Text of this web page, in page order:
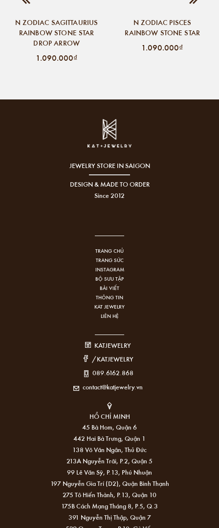
N ZODIAC SAGITTAURIUS
RAINBOW STONE STAR
DROP ARROW
1.090.000₫
N ZODIAC PISCES
RAINBOW STONE STAR
1.090.000₫
JEWELRY STORE IN SAIGON
DESIGN & MADE TO ORDER
Since 2012
TRANG CHỦ
TRANG SỨC
INSTAGRAM
BỘ SƯU TẬP
BÀI VIẾT
THÔNG TIN
KAT JEWELRY
LIÊN HỆ
KATJEWELRY
/KATJEWELRY
089.6162.868
contact@katjewelry.vn
HỒ CHÍ MINH
45 Bà Hom, Quận 6
442 Hai Bà Trưng, Quận 1
138 Võ Văn Ngân, Thủ Đức
213A Nguyễn Trãi, P.2, Quận 5
99 Lê Văn Sỹ, P.13, Phú Nhuận
197 Nguyễn Gia Trí (D2), Quận Bình Thạnh
275 Tô Hiến Thành, P.13, Quận 10
175B Cách Mạng Tháng 8, P.5, Q.3
391 Nguyễn Thị Thập, Quận 7